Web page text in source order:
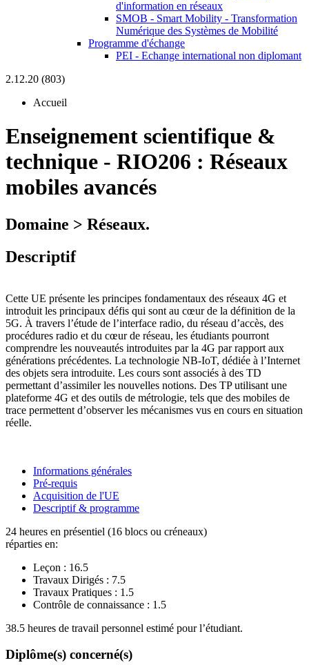
d'information en réseaux
SMOB - Smart Mobility - Transformation
Numérique des Systèmes de Mobilité
Programme d'échange
PEI - Echange international non diplomant
2.12.20 (803)
Accueil
Enseignement scientifique &
technique - RIO206 : Réseaux
mobiles avancés
Domaine > Réseaux.
Descriptif
Cette UE présente les principes fondamentaux des réseaux 4G et
introduit les principaux défis qui sont au cœur de la définition de la
5G. À travers l’étude de l’interface radio, du réseau d’accès, des
procédures radio et du cœur de réseau, les étudiants pourront
comprendre les nouveautés introduites par la 4G par rapport aux
générations précédentes. La technologie NB-IoT, dédiée à l’Internet
des objets sera introduite. Les cours sont associés à des TD
permettant d’assimiler les nouvelles notions. Des TP utilisant une
plateforme 4G et des outils de métrologie, tels que des mobiles de
trace permettent d’observer les mécanismes vus en cours en situation
réelle.
Informations générales
Pré-requis
Acquisition de l'UE
Descriptif & programme
24 heures en présentiel (16 blocs ou créneaux)
réparties en:
Leçon : 16.5
Travaux Dirigés : 7.5
Travaux Pratiques : 1.5
Contrôle de connaissance : 1.5
38.5 heures de travail personnel estimé pour l’étudiant.
Diplôme(s) concerné(s)